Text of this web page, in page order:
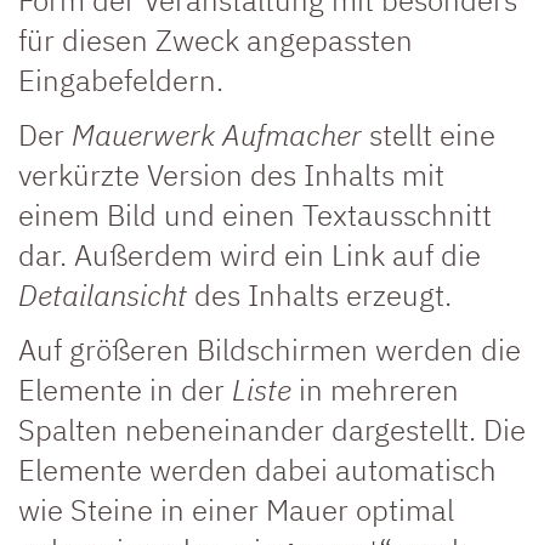
für diesen Zweck angepassten
Eingabefeldern.
Der Mauerwerk Aufmacher stellt eine
verkürzte Version des Inhalts mit
einem Bild und einen Textausschnitt
dar. Außerdem wird ein Link auf die
Detailansicht des Inhalts erzeugt.
Auf größeren Bildschirmen werden die
Elemente in der Liste in mehreren
Spalten nebeneinander dargestellt. Die
Elemente werden dabei automatisch
wie Steine in einer Mauer optimal